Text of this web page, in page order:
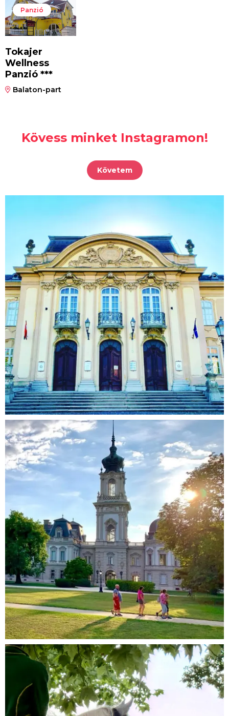
Panzió
Tokajer
Wellness
Panzió ***
Balaton-part
Kövess minket Instagramon!
Követem